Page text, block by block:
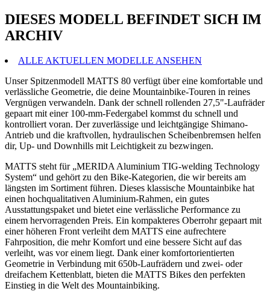
DIESES MODELL BEFINDET SICH IM
ARCHIV
ALLE AKTUELLEN MODELLE ANSEHEN
Unser Spitzenmodell MATTS 80 verfügt über eine komfortable und
verlässliche Geometrie, die deine Mountainbike-Touren in reines
Vergnügen verwandeln. Dank der schnell rollenden 27,5"-Laufräder
gepaart mit einer 100-mm-Federgabel kommst du schnell und
kontrolliert voran. Der zuverlässige und leichtgängige Shimano-
Antrieb und die kraftvollen, hydraulischen Scheibenbremsen helfen
dir, Up- und Downhills mit Leichtigkeit zu bezwingen.
MATTS steht für „MERIDA Aluminium TIG-welding Technology
System“ und gehört zu den Bike-Kategorien, die wir bereits am
längsten im Sortiment führen. Dieses klassische Mountainbike hat
einen hochqualitativen Aluminium-Rahmen, ein gutes
Ausstattungspaket und bietet eine verlässliche Performance zu
einem hervorragenden Preis. Ein kompakteres Oberrohr gepaart mit
einer höheren Front verleiht dem MATTS eine aufrechtere
Fahrposition, die mehr Komfort und eine bessere Sicht auf das
verleiht, was vor einem liegt. Dank einer komfortorientierten
Geometrie in Verbindung mit 650b-Laufrädern und zwei- oder
dreifachem Kettenblatt, bieten die MATTS Bikes den perfekten
Einstieg in die Welt des Mountainbiking.